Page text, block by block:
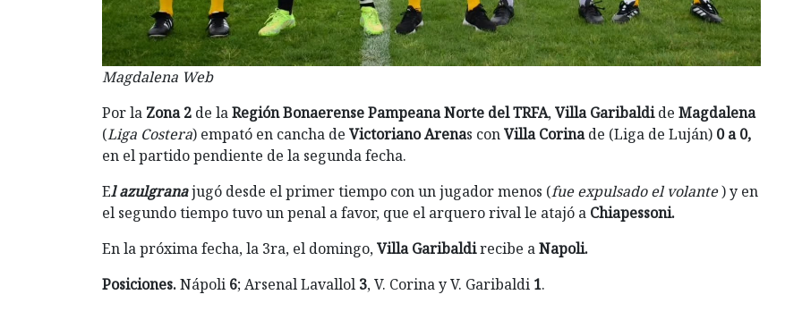
Magdalena Web
Por la Zona 2 de laRegión Bonaerense Pampeana Norte del TRFA,Villa Garibaldide Magdalena
(Liga Costera) empató en cancha de Victoriano Arenas conVilla Corinade (Liga de Luján) 0 a 0,
en el partido pendiente de la segunda fecha.
El azulgranajugó desde el primer tiempo con un jugador menos (fue expulsado el volante) y en
el segundo tiempo tuvo un penal a favor, que el arquero rival le atajó a Chiapessoni.
En la próxima fecha, la 3ra, el domingo,Villa Garibaldirecibe aNapoli.
Posiciones.Nápoli 6; Arsenal Lavallol 3, V. Corina y V. Garibaldi 1.